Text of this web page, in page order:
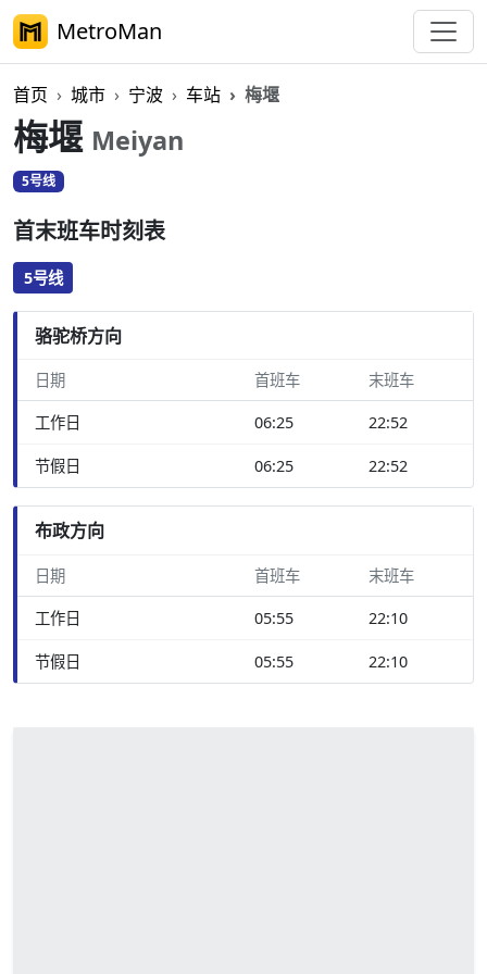
MetroMan
首页 城市 宁波 车站 梅堰
梅堰 Meiyan
5号线
首末班车时刻表
5号线
骆驼桥方向
日期 首班车 末班车
工作日 06:25 22:52
节假日 06:25 22:52
布政方向
日期 首班车 末班车
工作日 05:55 22:10
节假日 05:55 22:10